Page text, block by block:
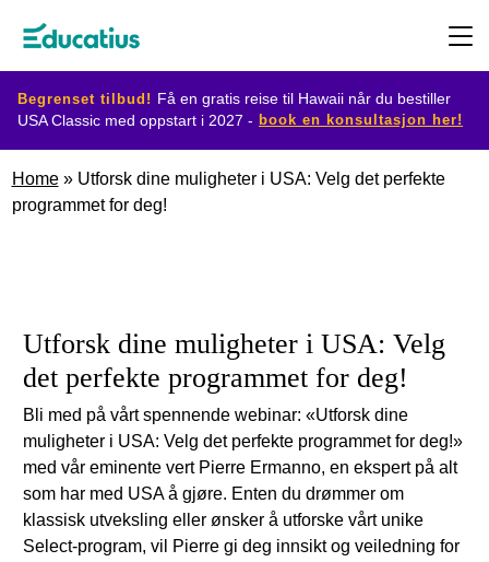
Begrenset tilbud! Få en gratis reise til Hawaii når du bestiller
USA Classic med oppstart i 2027 - book en konsultasjon her!
din
utveksling
Bli
vertsfamilie
Home» Utforsk dine muligheter i USA: Velg det perfekte
programmet for deg!
Utforsk dine muligheter i USA: Velg
det perfekte programmet for deg!
Bli med på vårt spennende webinar: «Utforsk dine
muligheter i USA: Velg det perfekte programmet for deg!»
med vår eminente vert Pierre Ermanno, en ekspert på alt
som har med USA å gjøre. Enten du drømmer om
klassisk utveksling eller ønsker å utforske vårt unike
Select-program, vil Pierre gi deg innsikt og veiledning for